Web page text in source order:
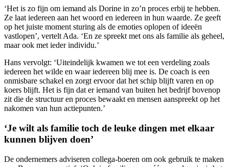
‘Het is zo fijn om iemand als Dorine in zo’n proces erbij te hebben.
Ze laat iedereen aan het woord en iedereen in hun waarde. Ze geeft
op het juiste moment sturing als de emoties oplopen of ideeën
vastlopen’, vertelt Ada. ‘En ze spreekt met ons als familie als geheel,
maar ook met ieder individu.’
Hans vervolgt: ‘Uiteindelijk kwamen we tot een verdeling zoals
iedereen het wilde en waar iedereen blij mee is. De coach is een
onmisbare schakel en zorgt ervoor dat het schip blijft varen en op
koers blijft. Het is fijn dat er iemand van buiten het bedrijf bovenop
zit die de structuur en proces bewaakt en mensen aanspreekt op het
nakomen van hun actiepunten.’
‘Je wilt als familie toch de leuke dingen met elkaar
kunnen blijven doen’
De ondernemers adviseren collega-boeren om ook gebruik te maken